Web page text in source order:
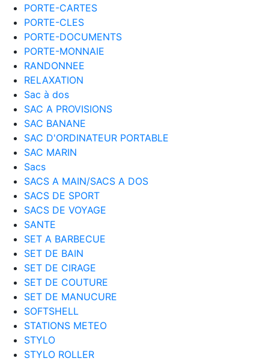
PORTE-CARTES
PORTE-CLES
PORTE-DOCUMENTS
PORTE-MONNAIE
RANDONNEE
RELAXATION
Sac à dos
SAC A PROVISIONS
SAC BANANE
SAC D'ORDINATEUR PORTABLE
SAC MARIN
Sacs
SACS A MAIN/SACS A DOS
SACS DE SPORT
SACS DE VOYAGE
SANTE
SET A BARBECUE
SET DE BAIN
SET DE CIRAGE
SET DE COUTURE
SET DE MANUCURE
SOFTSHELL
STATIONS METEO
STYLO
STYLO ROLLER